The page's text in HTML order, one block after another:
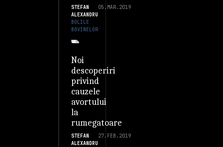
STEFAN
ALEXANDRU
05.MAR.2019
BOLILE
BOVINELOR
Noi
descoperiri
privind
cauzele
avortului
la
rumegatoare
STEFAN
ALEXANDRU
27.FEB.2019